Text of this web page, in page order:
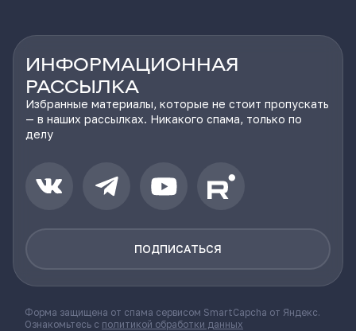
ИНФОРМАЦИОННАЯ
РАССЫЛКА
Избранные материалы, которые не стоит пропускать
— в наших рассылках. Никакого спама, только по
делу
ПОДПИСАТЬСЯ
Форма защищена от спама сервисом SmartCapcha от Яндекс.
Ознакомьтесь с политикой обработки данных